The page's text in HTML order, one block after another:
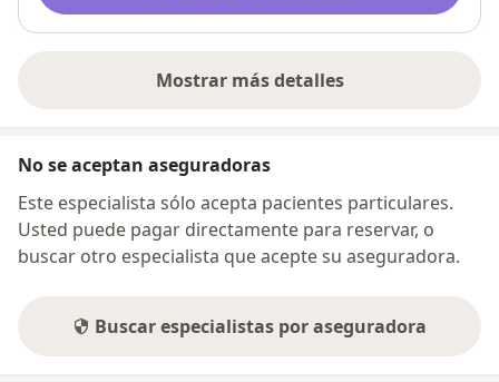
Mostrar más detalles
sobre la dirección
No se aceptan aseguradoras
Este especialista sólo acepta pacientes particulares.
Usted puede pagar directamente para reservar, o
buscar otro especialista que acepte su aseguradora.
Buscar especialistas por aseguradora